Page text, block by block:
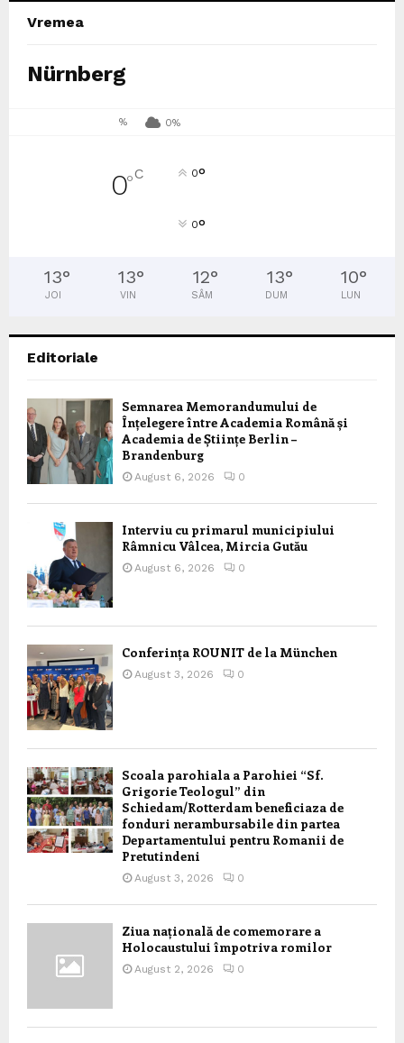
Vremea
Nürnberg
% 0%
0°C 0°
0°
13°
JOI
13°
VIN
12°
SÂM
13°
DUM
10°
LUN
Editoriale
Semnarea Memorandumului de
Înțelegere între Academia Română și
Academia de Științe Berlin –
Brandenburg
August 6, 2026 0
Interviu cu primarul municipiului
Râmnicu Vâlcea, Mircia Gutău
August 6, 2026 0
Conferința ROUNIT de la München
August 3, 2026 0
Scoala parohiala a Parohiei “Sf.
Grigorie Teologul” din
Schiedam/Rotterdam beneficiaza de
fonduri nerambursabile din partea
Departamentului pentru Romanii de
Pretutindeni
August 3, 2026 0
Ziua națională de comemorare a
Holocaustului împotriva romilor
August 2, 2026 0